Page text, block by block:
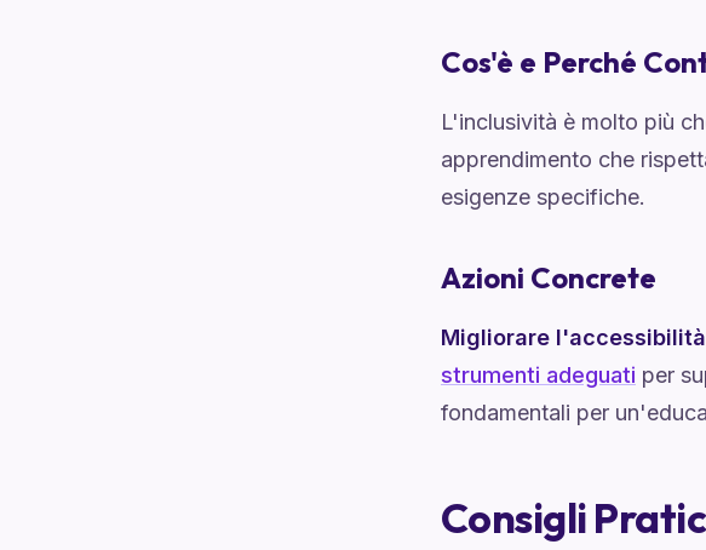
Cos'è e Perché
L'inclusività è molto più
apprendimento che
esigenze specifiche.
Azioni Concrete
Migliorare l'accessibilità
strumenti adeguati per
fondamentali per
Consigli